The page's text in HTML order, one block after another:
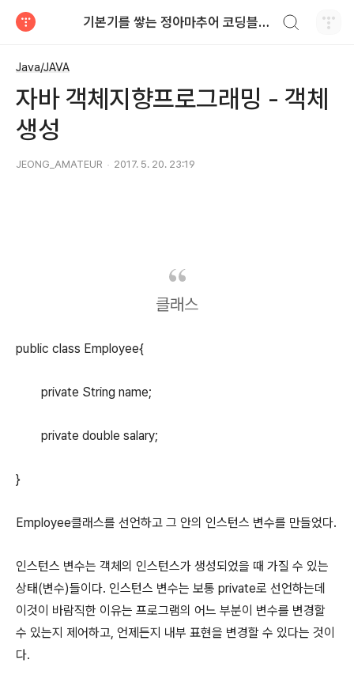
기본기를 쌓는 정아마추어 코딩블로그
Java/JAVA
자바 객체지향프로그래밍 - 객체
생성
JEONG_AMATEUR 2017. 5. 20. 23:19
클래스
public class Employee{
private String name;
private double salary;
}
Employee클래스를 선언하고 그 안의 인스턴스 변수를 만들었다.
인스턴스 변수는 객체의 인스턴스가 생성되었을 때 가질 수 있는
상태(변수)들이다. 인스턴스 변수는 보통 private로 선언하는데
이것이 바람직한 이유는 프로그램의 어느 부분이 변수를 변경할
수 있는지 제어하고, 언제든지 내부 표현을 변경할 수 있다는 것이
다.